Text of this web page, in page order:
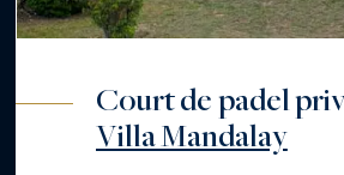
Court de padel
Villa Mandalay